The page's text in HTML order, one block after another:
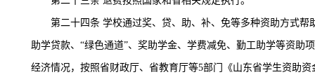
第二十四条 学校通过奖、贷、助、补、免等多种资助方式
助学贷款、 “绿色通道”、奖助学金、学费减免、勤工助学等资助
经济情况，按照省财政厅、省教育厅等5部门《山东省学生资助